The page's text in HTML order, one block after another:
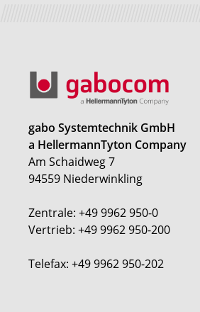
gabo Systemtechnik GmbH
a HellermannTyton Company
Am Schaidweg 7
94559 Niederwinkling
Zentrale: +49 9962 950-0
Vertrieb: +49 9962 950-200
Telefax: +49 9962 950-202